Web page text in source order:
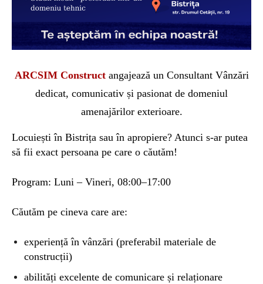
ARCSIM Construct angajează un Consultant Vânzări
dedicat, comunicativ și pasionat de domeniul
amenajărilor exterioare.
Locuiești în Bistrița sau în apropiere? Atunci s-ar putea
să fii exact persoana pe care o căutăm!
Program: Luni – Vineri, 08:00–17:00
Căutăm pe cineva care are:
experiență în vânzări (preferabil materiale de
construcții)
abilități excelente de comunicare și relaționare